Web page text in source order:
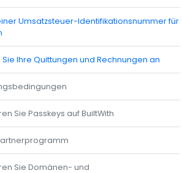
Umsatzsteuer-Identifikationsnummer für
Sie Ihre Quittungen und Rechnungen an
Sie Passkeys auf BuiltWith
Sie Domänen- und